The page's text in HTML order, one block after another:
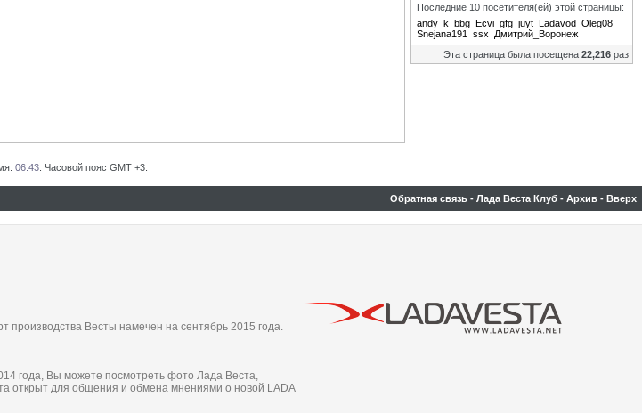
Последние 10 посетителя(ей) этой страницы:
andy_k bbg Ecvi gfg juyt Ladavod Oleg08
Snejana191
ssx
Дмитрий_Воронеж
Эта страница была посещена 22,216 раз
06:43 . Часовой пояс GMT +3.
Обратная связь - Лада Веста Клуб - Архив - Вверх
Весты намечен на сентябрь 2015 года.
года, Вы можете посмотреть фото Лада Веста,
открыт для общения и обмена мнениями о новой LADA